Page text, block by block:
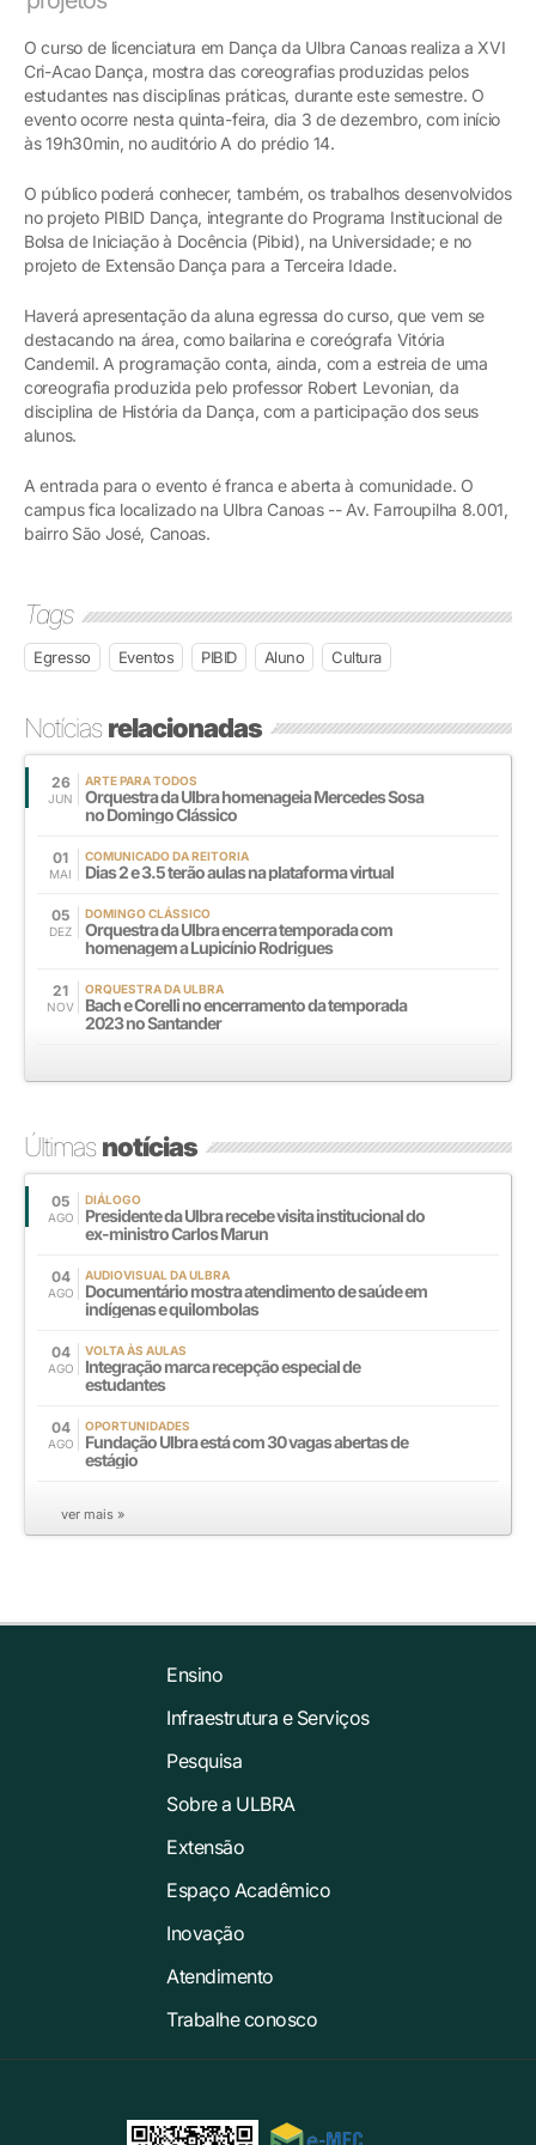
O curso de licenciatura em Dança da Ulbra Canoas realiza a XVI
Cri-Acao Dança, mostra das coreografias produzidas pelos
estudantes nas disciplinas práticas, durante este semestre. O
evento ocorre nesta quinta-feira, dia 3 de dezembro, com início
às 19h30min, no auditório A do prédio 14.
O público poderá conhecer, também, os trabalhos desenvolvidos
no projeto PIBID Dança, integrante do Programa Institucional de
Bolsa de Iniciação à Docência (Pibid), na Universidade; e no
projeto de Extensão Dança para a Terceira Idade.
Haverá apresentação da aluna egressa do curso, que vem se
destacando na área, como bailarina e coreógrafa Vitória
Candemil. A programação conta, ainda, com a estreia de uma
coreografia produzida pelo professor Robert Levonian, da
disciplina de História da Dança, com a participação dos seus
alunos.
A entrada para o evento é franca e aberta à comunidade. O
campus fica localizado na Ulbra Canoas -- Av. Farroupilha 8.001,
bairro São José, Canoas.
Tags
Egresso Eventos PIBID Aluno Cultura
Notíciasrelacionadas
26
JUN
ARTE PARA TODOS
Orquestra da Ulbra homenageia Mercedes Sosa
no Domingo Clássico
01
MAI
COMUNICADO DA REITORIA
Dias 2 e 3.5 terão aulas na plataforma virtual
05
DEZ
DOMINGO CLÁSSICO
Orquestra da Ulbra encerra temporada com
homenagem a Lupicínio Rodrigues
21
NOV
ORQUESTRA DA ULBRA
Bach e Corelli no encerramento da temporada
2023 no Santander
Últimasnotícias
05
AGO
DIÁLOGO
Presidente da Ulbra recebe visita institucional do
ex-ministro Carlos Marun
04
AGO
AUDIOVISUAL DA ULBRA
Documentário mostra atendimento de saúde em
indígenas e quilombolas
04
AGO
VOLTA ÀS AULAS
Integração marca recepção especial de
estudantes
04
AGO
OPORTUNIDADES
Fundação Ulbra está com 30 vagas abertas de
estágio
ver mais »
Ensino
Infraestrutura e Serviços
Pesquisa
Sobre a ULBRA
Extensão
Espaço Acadêmico
Inovação
Atendimento
Trabalhe conosco